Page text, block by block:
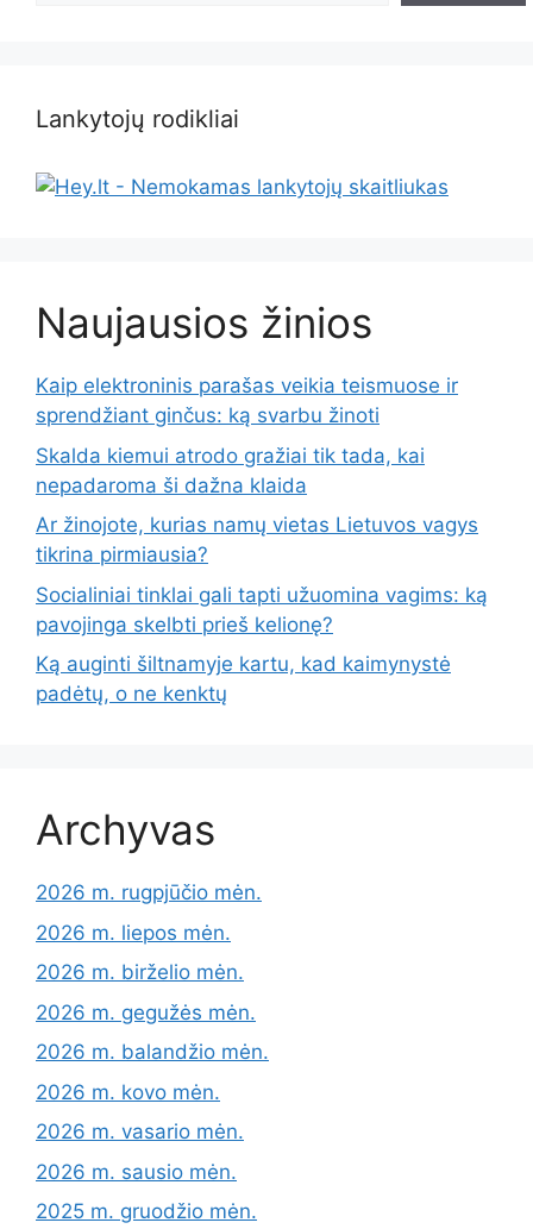
Lankytojų rodikliai
Naujausios žinios
Kaip elektroninis parašas veikia teismuose ir
sprendžiant ginčus: ką svarbu žinoti
Skalda kiemui atrodo gražiai tik tada, kai
nepadaroma ši dažna klaida
Ar žinojote, kurias namų vietas Lietuvos vagys
tikrina pirmiausia?
Socialiniai tinklai gali tapti užuomina vagims: ką
pavojinga skelbti prieš kelionę?
Ką auginti šiltnamyje kartu, kad kaimynystė
padėtų, o ne kenktų
Archyvas
2026 m. rugpjūčio mėn.
2026 m. liepos mėn.
2026 m. birželio mėn.
2026 m. gegužės mėn.
2026 m. balandžio mėn.
2026 m. kovo mėn.
2026 m. vasario mėn.
2026 m. sausio mėn.
2025 m. gruodžio mėn.